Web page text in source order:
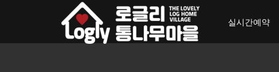
toggle_navigation
실시간예약